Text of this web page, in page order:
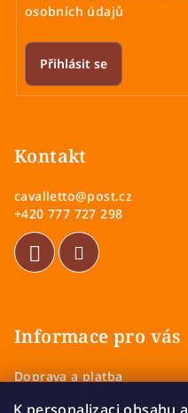
osobních údajů
Přihlásit se
Kontakt
cavalletto@post.cz
+420 777 727 298
Informace pro vás
Doprava a platba